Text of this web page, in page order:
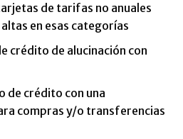
de tarifas no anuales
en esas categorías
crédito de alucinación con
de crédito con una
compras y/o transferencias